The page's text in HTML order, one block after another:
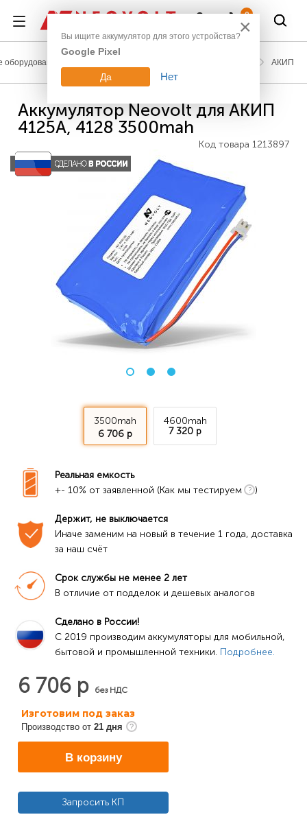
0
АКИП
Аккумулятор Neovolt для АКИП
4125А, 4128 3500mah
Код товара 1213897
3500mah
6 706 р
4600mah
7 320 р
Реальная емкость
+- 10% от заявленной (Как мы тестируем
)
Держит, не выключается
Иначе заменим на новый в течение 1 года, доставка
за наш счёт
Срок службы не менее 2 лет
В отличие от подделок и дешевых аналогов
Сделано в России!
C 2019 производим аккумуляторы для мобильной,
бытовой и промышленной техники. Подробнее.
6 706 р без НДС
Изготовим под заказ
Производство от 21 дня
В корзину
Запросить КП
×
Вы ищите аккумулятор для этого устройства?
Google Pixel
Да Нет